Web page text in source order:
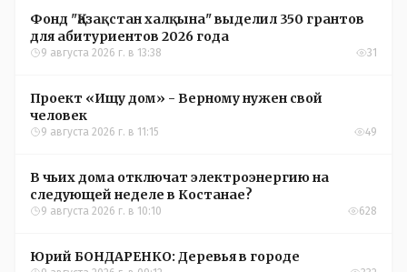
Фонд "Қазақстан халқына" выделил 350 грантов
для абитуриентов 2026 года
9 августа 2026 г. в 13:38 31
Проект «Ищу дом» - Верному нужен свой
человек
9 августа 2026 г. в 11:15 49
В чьих дома отключат электроэнергию на
следующей неделе в Костанае?
9 августа 2026 г. в 10:10 628
Юрий БОНДАРЕНКО: Деревья в городе